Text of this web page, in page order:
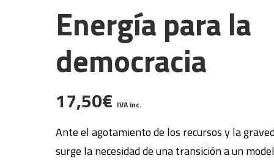
Energía para la
democracia
17,50€ IVA inc.
Ante el agotamiento de los recursos y la
surge la necesidad de una transición a un